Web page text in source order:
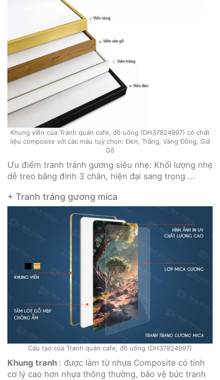
Khung viền của Tranh quán cafe, đồ uống (DH37824997) có chất
liệu composite với các màu tuỳ chọn: Đen, Trắng, Vàng Đồng, Giả
Gỗ
Ưu điểm tranh tránh gương siêu nhẹ: Khối lượng nhẹ
dễ treo bằng đinh 3 chân, hiện đại sang trọng ...
+ Tranh tráng gương mica
Cấu tạo của Tranh quán cafe, đồ uống (DH37824997)
Khung tranh : được làm từ nhựa Composite có tính
cơ lý cao hơn nhựa thông thường, bảo vệ bức tranh